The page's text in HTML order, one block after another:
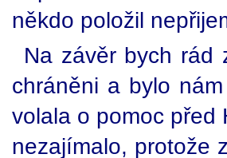
někdo položil
Na závěr bych rád
chráněni a bylo
volala o pomoc před
nezajímalo, protože